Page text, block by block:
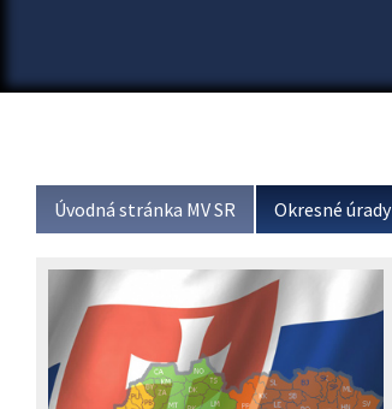
Úvodná stránka MV SR Okresné úrady